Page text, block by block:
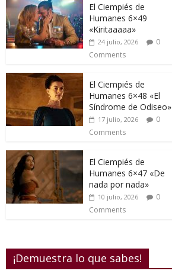
El Ciempiés de
Humanes 6×49
«Kiritaaaaa»
24 julio, 2026
0
Comments
El Ciempiés de
Humanes 6×48 «El
Síndrome de Odiseo»
17 julio, 2026
0
Comments
El Ciempiés de
Humanes 6×47 «De
nada por nada»
10 julio, 2026
0
Comments
¡Demuestra lo que sabes!